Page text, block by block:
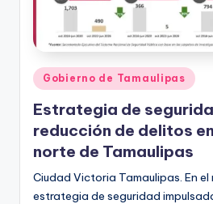
Publicado
en
Gobierno de Tamaulipas
Estrategia de
reducción de delitos
norte de Tamaulipas
Ciudad Victoria Tamaulipas. En el
estrategia de seguridad